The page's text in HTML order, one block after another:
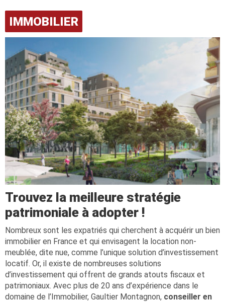
IMMOBILIER
Trouvez la meilleure stratégie
patrimoniale à adopter !
Nombreux sont les expatriés qui cherchent à acquérir un bien
immobilier en France et qui envisagent la location non-
meublée, dite nue, comme l’unique solution d’investissement
locatif. Or, il existe de nombreuses solutions
d’investissement qui offrent de grands atouts fiscaux et
patrimoniaux. Avec plus de 20 ans d’expérience dans le
domaine de l’Immobilier, Gaultier Montagnon, conseiller en